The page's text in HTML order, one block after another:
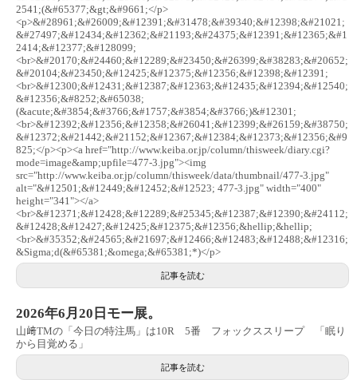
2541;(&#65377;&gt;&#9661;</p>
<p>&#28961;&#26009;&#12391;&#31478;&#39340;&#12398;&#21021;
&#27497;&#12434;&#12362;&#21193;&#24375;&#12391;&#12365;&#1
2414;&#12377;&#128099;
<br>&#20170;&#24460;&#12289;&#23450;&#26399;&#38283;&#20652;
&#20104;&#23450;&#12425;&#12375;&#12356;&#12398;&#12391;
<br>&#12300;&#12431;&#12387;&#12363;&#12435;&#12394;&#12540;
&#12356;&#8252;&#65038;
(&acute;&#3854;&#3766;&#1757;&#3854;&#3766;)&#12301;
<br>&#12392;&#12356;&#12358;&#26041;&#12399;&#26159;&#38750;
&#12372;&#21442;&#21152;&#12367;&#12384;&#12373;&#12356;&#9
825;</p><p><a href="http://www.keiba.or.jp/column/thisweek/diary.cgi?
mode=image&amp;upfile=477-3.jpg"><img
src="http://www.keiba.or.jp/column/thisweek/data/thumbnail/477-3.jpg"
alt="&#12501;&#12449;&#12452;&#12523; 477-3.jpg" width="400"
height="341"></a>
<br>&#12371;&#12428;&#12289;&#25345;&#12387;&#12390;&#24112;
&#12428;&#12427;&#12425;&#12375;&#12356;&hellip;&hellip;
<br>&#35352;&#24565;&#21697;&#12466;&#12483;&#12488;&#12316;
&Sigma;d(&#65381;&omega;&#65381;*)</p>
記事を読む
2026年6月20日モー展。
山﨑TMの「今日の特注馬」は10R 5番 フォックススリープ 「眠り
から目覚める」
記事を読む